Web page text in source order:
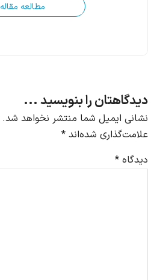
مطالعه مقاله
دیدگاهتان را بنویسید ...
نشانی ایمیل شما منتشر نخواهد شد.
علامت‌گذاری شده‌اند *
دیدگاه *